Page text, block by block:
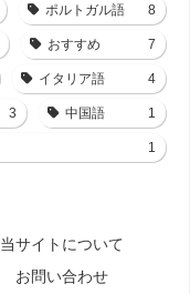
ポルトガル語 8
おすすめ 7
イタリア語 4
3 中国語 1
1
当サイトについて
お問い合わせ